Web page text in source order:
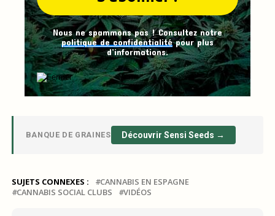
Nous ne spammons pas ! Consultez notre
politique de confidentialitépour plus
d’informations.
BANQUE DE GRAINES Découvrir Sensi Seeds →
SUJETS CONNEXES :
CANNABIS EN ESPAGNE
CANNABIS SOCIAL CLUBS
VIDÉOS